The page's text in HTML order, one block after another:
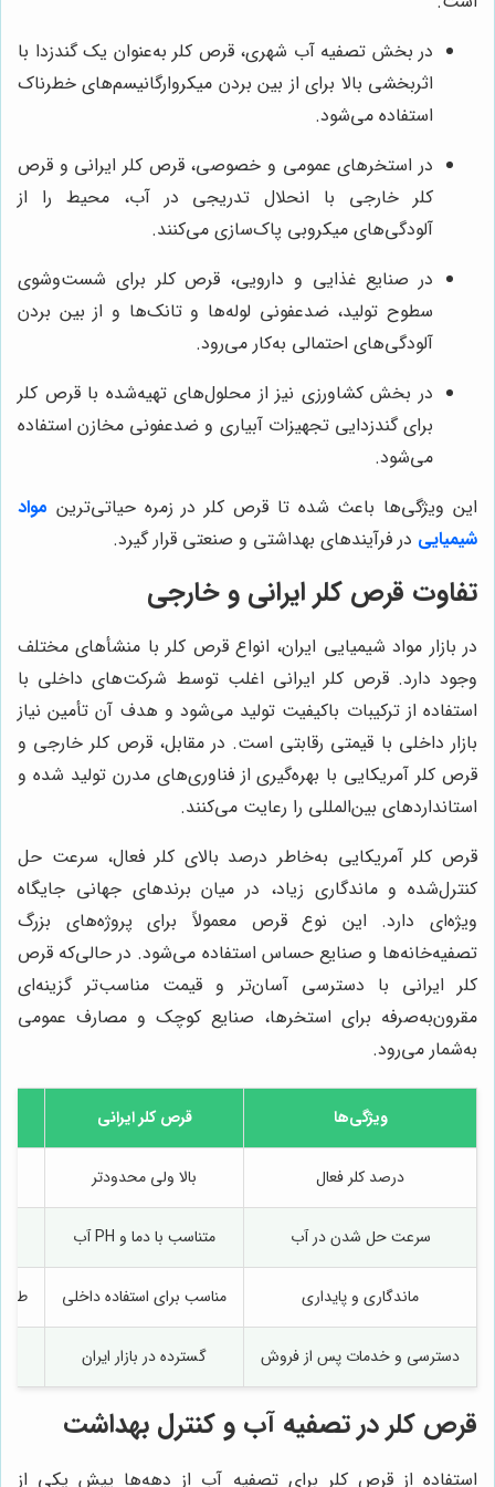
در بخش تصفیه آب شهری، قرص کلر به‌عنوان یک گندزدا با
اثربخشی بالا برای از بین بردن میکروارگانیسم‌های خطرناک
استفاده می‌شود.
در استخرهای عمومی و خصوصی، قرص کلر ایرانی و قرص
کلر خارجی با انحلال تدریجی در آب، محیط را از
آلودگی‌های میکروبی پاک‌سازی می‌کنند.
در صنایع غذایی و دارویی، قرص کلر برای شست‌وشوی
سطوح تولید، ضدعفونی لوله‌ها و تانک‌ها و از بین بردن
آلودگی‌های احتمالی به‌کار می‌رود.
در بخش کشاورزی نیز از محلول‌های تهیه‌شده با قرص کلر
برای گندزدایی تجهیزات آبیاری و ضدعفونی مخازن استفاده
می‌شود.
این ویژگی‌ها باعث شده تا قرص کلر در زمره حیاتی‌ترین مواد
شیمیایی در فرآیندهای بهداشتی و صنعتی قرار گیرد.
تفاوت قرص کلر ایرانی و خارجی
در بازار مواد شیمیایی ایران، انواع قرص کلر با منشأهای مختلف
وجود دارد. قرص کلر ایرانی اغلب توسط شرکت‌های داخلی با
استفاده از ترکیبات باکیفیت تولید می‌شود و هدف آن تأمین نیاز
بازار داخلی با قیمتی رقابتی است. در مقابل، قرص کلر خارجی و
قرص کلر آمریکایی با بهره‌گیری از فناوری‌های مدرن تولید شده و
استانداردهای بین‌المللی را رعایت می‌کنند.
قرص کلر آمریکایی به‌خاطر درصد بالای کلر فعال، سرعت حل
کنترل‌شده و ماندگاری زیاد، در میان برندهای جهانی جایگاه
ویژه‌ای دارد. این نوع قرص معمولاً برای پروژه‌های بزرگ
تصفیه‌خانه‌ها و صنایع حساس استفاده می‌شود. در حالی‌که قرص
کلر ایرانی با دسترسی آسان‌تر و قیمت مناسب‌تر گزینه‌ای
مقرون‌به‌صرفه برای استخرها، صنایع کوچک و مصارف عمومی
به‌شمار می‌رود.
ویژگی‌ها قرص کلر ایرانی
درصد کلر فعال بالا ولی محدودتر
سرعت حل شدن در آب متناسب با دما و PH آب
ماندگاری و پایداری مناسب برای استفاده داخلی
دسترسی و خدمات پس از فروش گسترده در بازار ایران
قرص کلر در تصفیه آب و کنترل بهداشت
استفاده از قرص کلر برای تصفیه آب از دهه‌ها پیش یکی از